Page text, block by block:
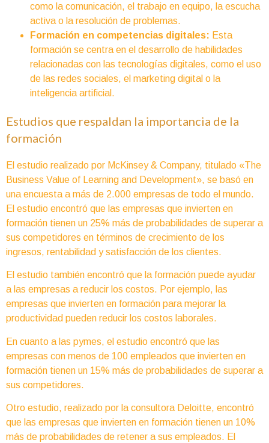
como la comunicación, el trabajo en equipo, la escucha
activa o la resolución de problemas.
Formación en competencias digitales: Esta
formación se centra en el desarrollo de habilidades
relacionadas con las tecnologías digitales, como el uso
de las redes sociales, el marketing digital o la
inteligencia artificial.
Estudios que respaldan la importancia de la
formación
El estudio realizado por McKinsey & Company, titulado «The
Business Value of Learning and Development», se basó en
una encuesta a más de 2.000 empresas de todo el mundo.
El estudio encontró que las empresas que invierten en
formación tienen un 25% más de probabilidades de superar a
sus competidores en términos de crecimiento de los
ingresos, rentabilidad y satisfacción de los clientes.
El estudio también encontró que la formación puede ayudar
a las empresas a reducir los costos. Por ejemplo, las
empresas que invierten en formación para mejorar la
productividad pueden reducir los costos laborales.
En cuanto a las pymes, el estudio encontró que las
empresas con menos de 100 empleados que invierten en
formación tienen un 15% más de probabilidades de superar a
sus competidores.
Otro estudio, realizado por la consultora Deloitte, encontró
que las empresas que invierten en formación tienen un 10%
más de probabilidades de retener a sus empleados. El